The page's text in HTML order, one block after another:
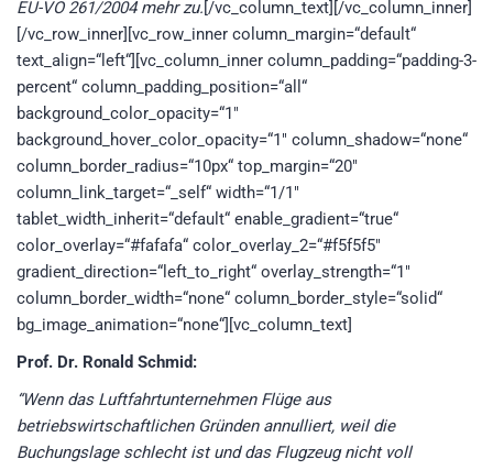
EU-VO 261/2004 mehr zu.[/vc_column_text][/vc_column_inner]
[/vc_row_inner][vc_row_inner column_margin=“default“
text_align=“left“][vc_column_inner column_padding=“padding-3-
percent“ column_padding_position=“all“
background_color_opacity=“1″
background_hover_color_opacity=“1″ column_shadow=“none“
column_border_radius=“10px“ top_margin=“20″
column_link_target=“_self“ width=“1/1″
tablet_width_inherit=“default“ enable_gradient=“true“
color_overlay=“#fafafa“ color_overlay_2=“#f5f5f5″
gradient_direction=“left_to_right“ overlay_strength=“1″
column_border_width=“none“ column_border_style=“solid“
bg_image_animation=“none“][vc_column_text]
Prof. Dr. Ronald Schmid:
“Wenn das Luftfahrtunternehmen Flüge aus
betriebswirtschaftlichen Gründen annulliert, weil die
Buchungslage schlecht ist und das Flugzeug nicht voll